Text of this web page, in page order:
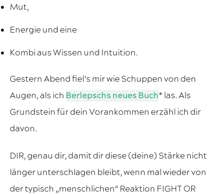
Mut,
Energie und eine
Kombi aus Wissen und Intuition.
Gestern Abend fiel’s mir wie Schuppen von den
Augen, als ich Berlepschs neues Buch* las. Als
Grundstein für dein Vorankommen erzähl ich dir
davon.
DIR, genau dir, damit dir diese (deine) Stärke nicht
länger unterschlagen bleibt, wenn mal wieder von
der typisch „menschlichen“ Reaktion FIGHT OR